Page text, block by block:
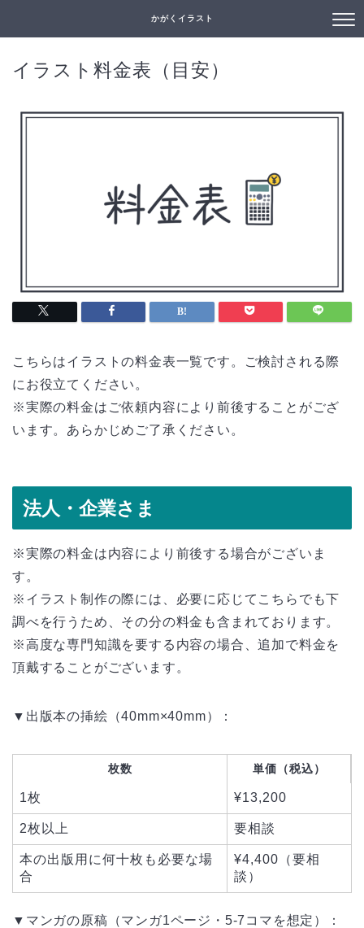
かがくイラスト
イラスト料金表（目安）
こちらはイラストの料金表一覧です。ご検討される際
にお役立てください。
※実際の料金はご依頼内容により前後することがござ
います。あらかじめご了承ください。
法人・企業さま
※実際の料金は内容により前後する場合がございま
す。
※イラスト制作の際には、必要に応じてこちらでも下
調べを行うため、その分の料金も含まれております。
※高度な専門知識を要する内容の場合、追加で料金を
頂戴することがございます。
▼出版本の挿絵（40mm×40mm）：
枚数 単価（税込）
1枚 ¥13,200
2枚以上 要相談
本の出版用に何十枚も必要な場
合
¥4,400（要相
談）
▼マンガの原稿（マンガ1ページ・5-7コマを想定）：